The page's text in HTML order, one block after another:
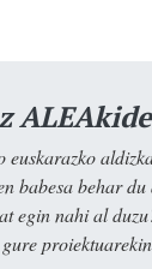
euskarazko
babesa behar
egin nahi al